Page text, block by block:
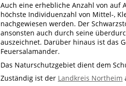
Auch eine erhebliche Anzahl von auf
höchste Individuenzahl von Mittel-,
nachgewiesen werden. Der
ansonsten auch durch seine
auszeichnet. Darüber hinaus ist das
Feuersalamander.
Das Naturschutzgebiet dient dem
Zuständig ist der Landkreis Northeim